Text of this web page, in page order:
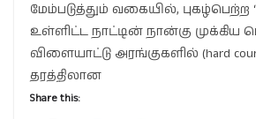
மேம்படுத்தும் வகையில், புகழ்பெற்ற
உள்ளிட்ட நாட்டின் நான்கு
விளையாட்டு அரங்குகளில் (hard
தரத்திலான
Share this: